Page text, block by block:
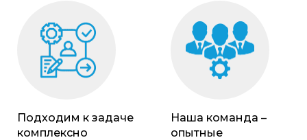
Подходим к задаче
комплексно
Наша команда –
опытные